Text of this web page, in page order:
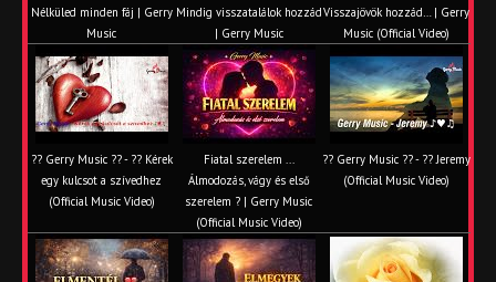
Nélküled minden fáj | Gerry
Music
Mindig visszatalálok hozzád
| Gerry Music
Visszajövök hozzád… | Gerry
Music (Official Video)
?? Gerry Music ?? - ?? Kérek
egy kulcsot a szívedhez
(Official Music Video)
Fiatal szerelem ...
Álmodozás, vágy és első
szerelem ? | Gerry Music
(Official Music Video)
?? Gerry Music ?? - ?? Jeremy
(Official Music Video)